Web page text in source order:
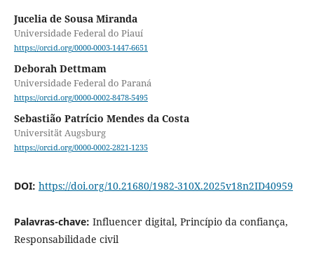
Jucelia de Sousa Miranda
Universidade Federal do Piauí
https://orcid.org/0000-0003-1447-6651
Deborah Dettmam
Universidade Federal do Paraná
https://orcid.org/0000-0002-8478-5495
Sebastião Patrício Mendes da Costa
Universität Augsburg
https://orcid.org/0000-0002-2821-1235
DOI: https://doi.org/10.21680/1982-310X.2025v18n2ID40959
Palavras-chave: Influencer digital, Princípio da confiança,
Responsabilidade civil